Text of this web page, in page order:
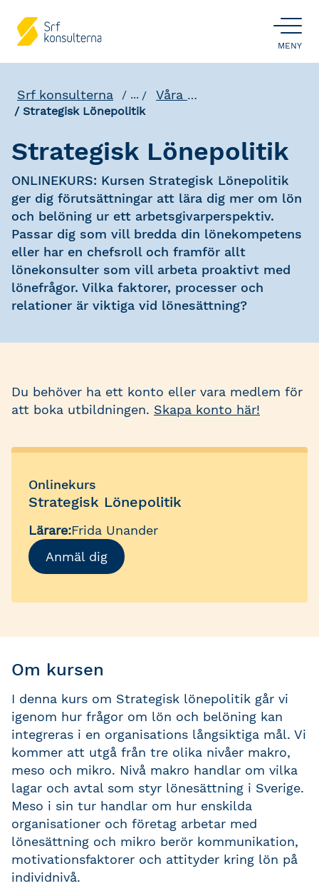
ÖPPNA
MENY
Srf konsulterna ... Våra utbildningar
Strategisk Lönepolitik
Strategisk Lönepolitik
ONLINEKURS: Kursen Strategisk Lönepolitik
ger dig förutsättningar att lära dig mer om lön
och belöning ur ett arbetsgivarperspektiv.
Passar dig som vill bredda din lönekompetens
eller har en chefsroll och framför allt
lönekonsulter som vill arbeta proaktivt med
lönefrågor. Vilka faktorer, processer och
relationer är viktiga vid lönesättning?
Du behöver ha ett konto eller vara medlem för
att boka utbildningen. Skapa konto här!
Onlinekurs
Strategisk Lönepolitik
Lärare:Frida Unander
Anmäl dig
Om kursen
I denna kurs om Strategisk lönepolitik går vi
igenom hur frågor om lön och belöning kan
integreras i en organisations långsiktiga mål. Vi
kommer att utgå från tre olika nivåer makro,
meso och mikro. Nivå makro handlar om vilka
lagar och avtal som styr lönesättning i Sverige.
Meso i sin tur handlar om hur enskilda
organisationer och företag arbetar med
lönesättning och mikro berör kommunikation,
motivationsfaktorer och attityder kring lön på
individnivå.